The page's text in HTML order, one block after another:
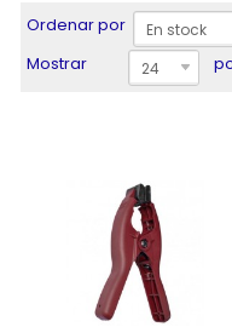
Ordenar por En stock
Mostrar 24